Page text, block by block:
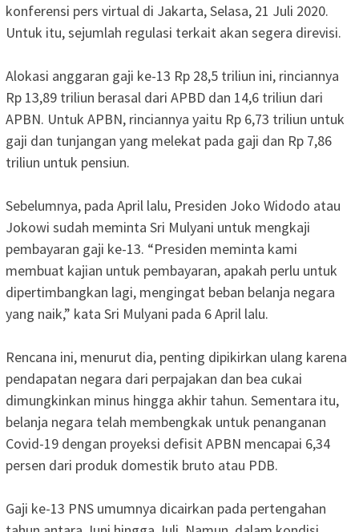
konferensi pers virtual di Jakarta, Selasa, 21 Juli 2020.
Untuk itu, sejumlah regulasi terkait akan segera direvisi.
Alokasi anggaran gaji ke-13 Rp 28,5 triliun ini, rinciannya
Rp 13,89 triliun berasal dari APBD dan 14,6 triliun dari
APBN. Untuk APBN, rinciannya yaitu Rp 6,73 triliun untuk
gaji dan tunjangan yang melekat pada gaji dan Rp 7,86
triliun untuk pensiun.
Sebelumnya, pada April lalu, Presiden Joko Widodo atau
Jokowi sudah meminta Sri Mulyani untuk mengkaji
pembayaran gaji ke-13. “Presiden meminta kami
membuat kajian untuk pembayaran, apakah perlu untuk
dipertimbangkan lagi, mengingat beban belanja negara
yang naik,” kata Sri Mulyani pada 6 April lalu.
Rencana ini, menurut dia, penting dipikirkan ulang karena
pendapatan negara dari perpajakan dan bea cukai
dimungkinkan minus hingga akhir tahun. Sementara itu,
belanja negara telah membengkak untuk penanganan
Covid-19 dengan proyeksi defisit APBN mencapai 6,34
persen dari produk domestik bruto atau PDB.
Gaji ke-13 PNS umumnya dicairkan pada pertengahan